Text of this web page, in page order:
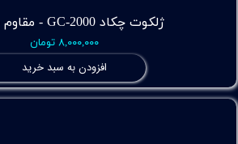
ژلکوت چکاد GC-2000 - مقاوم به UV
۸,۰۰۰,۰۰۰ تومان
افزودن به سبد خرید